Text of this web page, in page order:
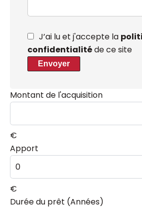
J’ai lu et j'accepte la
confidentialitéde ce site
Envoyer
Montant de l'acquisition
€
Apport
€
Durée du prêt (Années)